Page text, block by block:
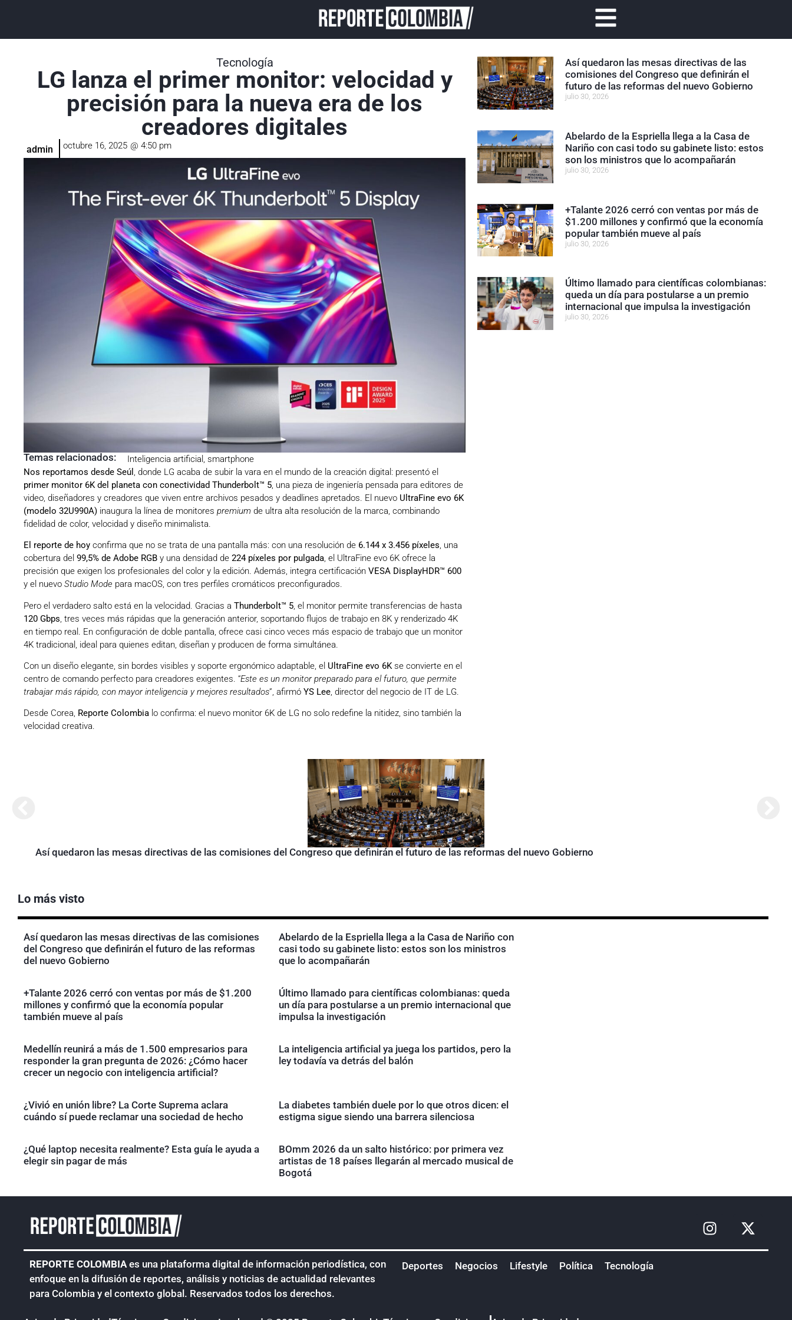
Tecnología
LG lanza el primer monitor: velocidad y
precisión para la nueva era de los
creadores digitales
admin octubre 16, 2025 @ 4:50 pm
Temas relacionados: Inteligencia artificial , smartphone
Nos reportamos desde Seúl , donde LG acaba de subir la vara en el mundo de la creación digital: presentó el
primer monitor 6K del planeta con conectividad Thunderbolt™ 5, una pieza de ingeniería pensada para editores de
video, diseñadores y creadores que viven entre archivos pesados y deadlines apretados. El nuevo UltraFine evo 6K
(modelo 32U990A) inaugura la línea de monitores premium de ultra alta resolución de la marca, combinando
fidelidad de color, velocidad y diseño minimalista.
El reporte de hoy confirma que no se trata de una pantalla más: con una resolución de 6.144 x 3.456 píxeles, una
cobertura del 99,5% de Adobe RGB y una densidad de 224 píxeles por pulgada, el UltraFine evo 6K ofrece la
precisión que exigen los profesionales del color y la edición. Además, integra certificación VESA DisplayHDR™ 600
y el nuevo Studio Mode para macOS, con tres perfiles cromáticos preconfigurados.
Pero el verdadero salto está en la velocidad. Gracias a Thunderbolt™ 5 , el monitor permite transferencias de hasta
120 Gbps , tres veces más rápidas que la generación anterior, soportando flujos de trabajo en 8K y renderizado 4K
en tiempo real. En configuración de doble pantalla, ofrece casi cinco veces más espacio de trabajo que un monitor
4K tradicional, ideal para quienes editan, diseñan y producen de forma simultánea.
Con un diseño elegante, sin bordes visibles y soporte ergonómico adaptable, el UltraFine evo 6Kse convierte en el
centro de comando perfecto para creadores exigentes. “Este es un monitor preparado para el futuro, que permite
trabajar más rápido, con mayor inteligencia y mejores resultados”, afirmó YS Lee, director del negocio de IT de LG.
Desde Corea, Reporte Colombia lo confirma: el nuevo monitor 6K de LG no solo redefine la nitidez, sino también la
velocidad creativa.
Así quedaron las mesas directivas de las
comisiones del Congreso que definirán el
futuro de las reformas del nuevo Gobierno
julio 30, 2026
Abelardo de la Espriella llega a la Casa de
Nariño con casi todo su gabinete listo: estos
son los ministros que lo acompañarán
julio 30, 2026
+Talante 2026 cerró con ventas por más de
$1.200 millones y confirmó que la economía
popular también mueve al país
julio 30, 2026
Último llamado para científicas colombianas:
queda un día para postularse a un premio
internacional que impulsa la investigación
julio 30, 2026
Así quedaron las mesas directivas de las comisiones del Congreso que definirán el futuro de las reformas del nuevo Gobierno
Lo más visto
Así quedaron las mesas directivas de las comisiones
del Congreso que definirán el futuro de las reformas
del nuevo Gobierno
Abelardo de la Espriella llega a la Casa de Nariño con
casi todo su gabinete listo: estos son los ministros
que lo acompañarán
+Talante 2026 cerró con ventas por más de $1.200
millones y confirmó que la economía popular
también mueve al país
Último llamado para científicas colombianas: queda
un día para postularse a un premio internacional que
impulsa la investigación
Medellín reunirá a más de 1.500 empresarios para
responder la gran pregunta de 2026: ¿Cómo hacer
crecer un negocio con inteligencia artificial?
La inteligencia artificial ya juega los partidos, pero la
ley todavía va detrás del balón
¿Vivió en unión libre? La Corte Suprema aclara
cuándo sí puede reclamar una sociedad de hecho
La diabetes también duele por lo que otros dicen: el
estigma sigue siendo una barrera silenciosa
¿Qué laptop necesita realmente? Esta guía le ayuda a
elegir sin pagar de más
BOmm 2026 da un salto histórico: por primera vez
artistas de 18 países llegarán al mercado musical de
Bogotá
REPORTE COLOMBIA es una plataforma digital de información periodística, con
enfoque en la difusión de reportes, análisis y noticias de actualidad relevantes
para Colombia y el contexto global. Reservados todos los derechos.
Deportes Negocios Lifestyle Política Tecnología